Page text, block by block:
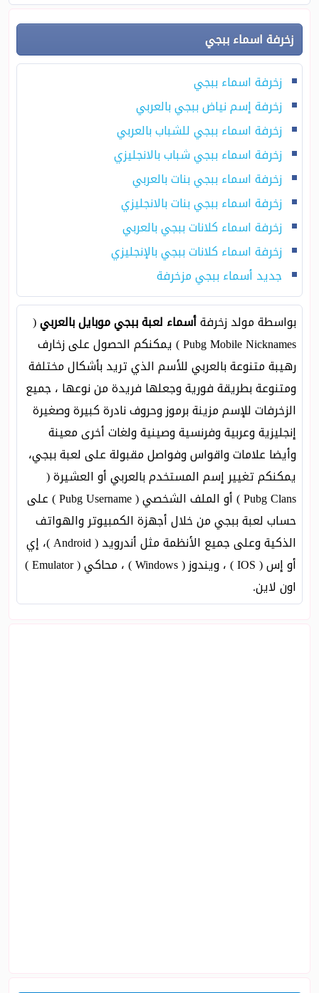
زخرفة اسماء ببجي
زخرفة اسماء ببجي
زخرفة إسم نياض ببجي بالعربي
زخرفة اسماء ببجي للشباب بالعربي
زخرفة اسماء ببجي شباب بالانجليزي
زخرفة اسماء ببجي بنات بالعربي
زخرفة اسماء ببجي بنات بالانجليزي
زخرفة اسماء كلانات ببجي بالعربي
زخرفة اسماء كلانات ببجي بالإنجليزي
جديد أسماء ببجي مزخرفة
بواسطة مولد زخرفةأسماء لعبة ببجي موبايل بالعربي(
Pubg Mobile Nicknames ) يمكنكم الحصول على زخارف
رهيبة متنوعة بالعربي للأسم الذي تريد بأشكال مختلفة
ومتنوعة بطريقة فورية وجعلها فريدة من نوعها ، جميع
الزخرفات للإسم مزينة برموز وحروف نادرة كبيرة وصغيرة
إنجليزية وعربية وفرنسية وصينية ولغات أخرى معينة
وأيضا علامات واقواس وفواصل مقبولة على لعبة ببجي،
يمكنكم تغيير إسم المستخدم بالعربي أو العشيرة (
Pubg Clans ) أو الملف الشخصي ( Pubg Username ) على
حساب لعبة ببجي من خلال أجهزة الكمبيوتر والهواتف
الذكية وعلى جميع الأنظمة مثل أندرويد ( Android )، إي
أو إس ( IOS ) ، ويندوز ( Windows ) ، محاكي ( Emulator )
اون لاين.